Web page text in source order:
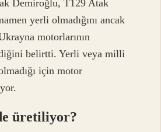
Demiroğlu, T129 Atak
yerli olmadığını ancak
motorlarının
belirtti. Yerli veya milli
için motor
üretiliyor?